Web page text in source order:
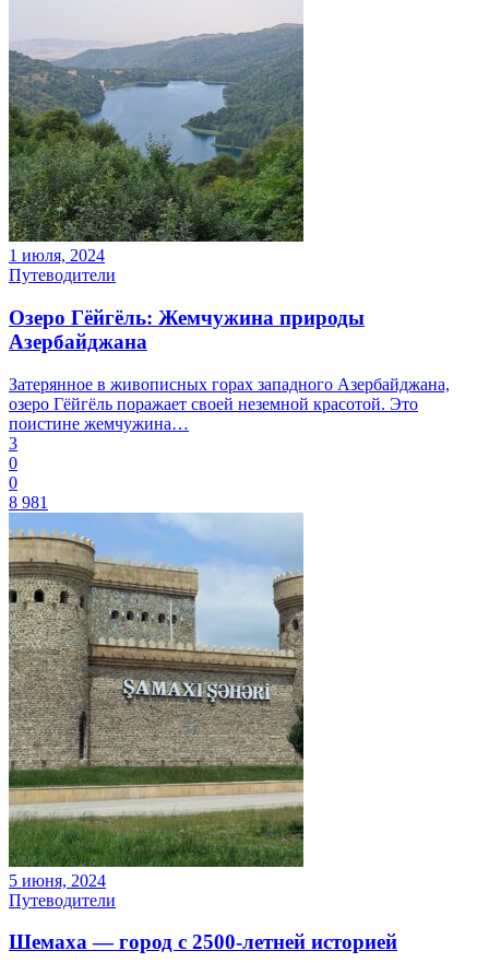
1 июля, 2024
Путеводители
Озеро Гёйгёль: Жемчужина природы
Азербайджана
Затерянное в живописных горах западного Азербайджана,
озеро Гёйгёль поражает своей неземной красотой. Это
поистине жемчужина…
3
0
0
8 981
5 июня, 2024
Путеводители
Шемаха — город с 2500-летней историей